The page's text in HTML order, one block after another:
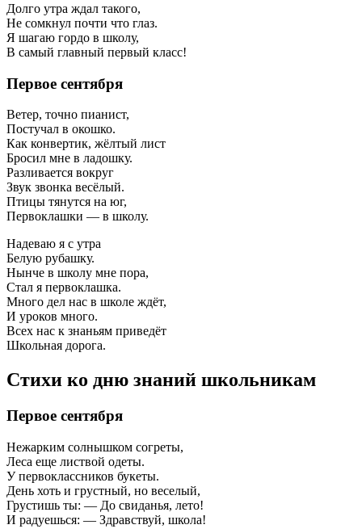
Долго утра ждал такого,
Не сомкнул почти что глаз.
Я шагаю гордо в школу,
В самый главный первый класс!
Первое сентября
Ветер, точно пианист,
Постучал в окошко.
Как конвертик, жёлтый лист
Бросил мне в ладошку.
Разливается вокруг
Звук звонка весёлый.
Птицы тянутся на юг,
Первоклашки — в школу.
Надеваю я с утра
Белую рубашку.
Нынче в школу мне пора,
Стал я первоклашка.
Много дел нас в школе ждёт,
И уроков много.
Всех нас к знаньям приведёт
Школьная дорога.
Стихи ко дню знаний школьникам
Первое сентября
Нежарким солнышком согреты,
Леса еще листвой одеты.
У первоклассников букеты.
День хоть и грустный, но веселый,
Грустишь ты: — До свиданья, лето!
И радуешься: — Здравствуй, школа!